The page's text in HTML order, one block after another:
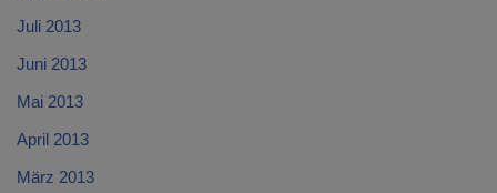
Juli 2013
Juni 2013
Mai 2013
April 2013
März 2013